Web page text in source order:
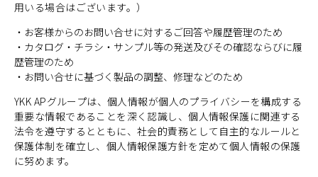
用いる場合はございます。）
・お客様からのお問い合せに対するご回答や履歴管理のため
・カタログ・チラシ・サンプル等の発送及びその確認ならびに履
歴管理のため
・お問い合せに基づく製品の調整、修理などのため
YKK APグループは、個人情報が個人のプライバシーを構成する
重要な情報であることを深く認識し、個人情報保護に関連する
法令を遵守するとともに、社会的責務として自主的なルールと
保護体制を確立し、個人情報保護方針を定めて個人情報の保護
に努めます。